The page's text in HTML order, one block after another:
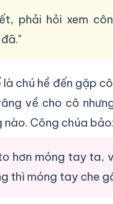
phải hỏi xem
chú hề đến gặp
về cho cô
Công chúa bảo:
hơn móng tay ta,
thì móng tay che